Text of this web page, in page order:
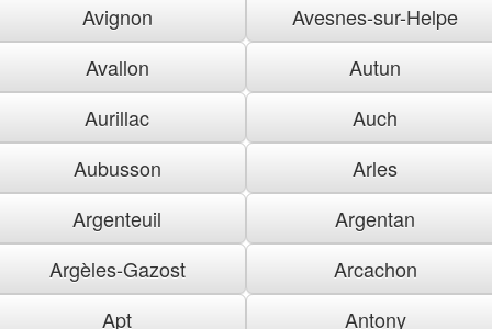
Avignon
Avesnes-sur-Helpe
Avallon
Autun
Aurillac
Auch
Aubusson
Arles
Argenteuil
Argentan
Argèles-Gazost
Arcachon
Apt
Antony